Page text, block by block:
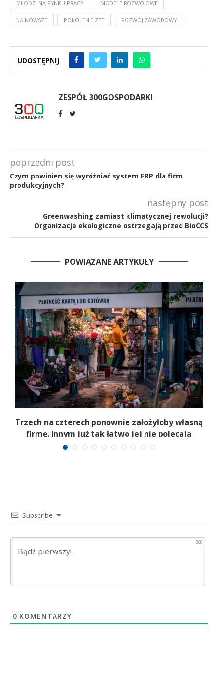
MŁODZI NA RYNKU PRACY MODELE ROZWOJOWE
NAJNOWSZE POKOLENIE ZET ROZWÓJ ZAWODOWY
UDOSTĘPNIJ
ZESPÓŁ 300GOSPODARKI
poprzedni post
Czym powinien się wyróżniać system ERP dla firm
produkcyjnych?
następny post
Greenwashing zamiast klimatycznej rewolucji?
Organizacje ekologiczne ostrzegają przed BioCCS
POWIĄZANE ARTYKUŁY
Trzech na czterech ponownie założyłoby własną
firmę. Innym już tak łatwo jej nie polecają
Subscribe
500
0 KOMENTARZY